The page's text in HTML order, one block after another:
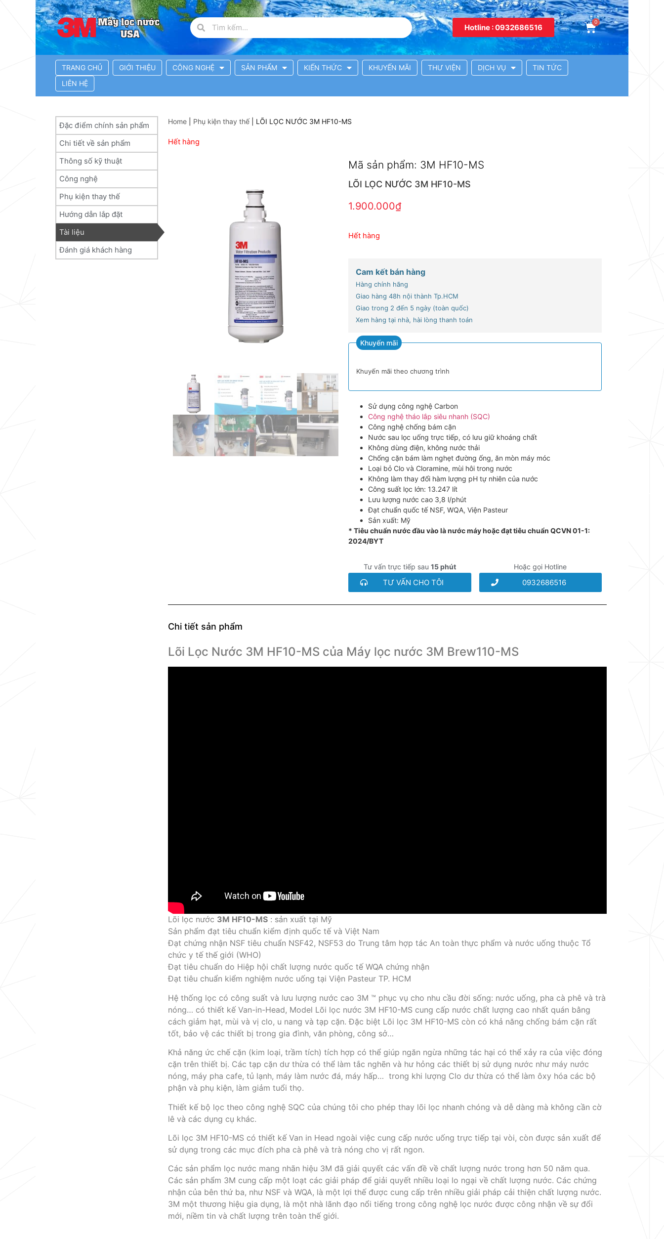
Hotline : 0932686516
TRANG CHỦ GIỚI THIỆU CÔNG NGHỆ SẢN PHẨM KIẾN THỨC KHUYẾN MÃI THƯ VIỆN DỊCH VỤ
TIN TỨC
LIÊN HỆ
Đặc điểm chính sản phẩm
Chi tiết về sản phẩm
Thông số kỹ thuật
Công nghệ
Phụ kiện thay thế
Hướng dẫn lắp đặt
Tài liệu
Đánh giá khách hàng
Home Phụ kiện thay thế| LÕI LỌC NƯỚC 3M HF10-MS
Hết hàng
Mã sản phẩm: 3M HF10-MS
LÕI LỌC NƯỚC 3M HF10-MS
1.900.000₫
Hết hàng
Cam kết bán hàng
Hàng chính hãng
Giao hàng 48h nội thành Tp.HCM
Giao trong 2 đến 5 ngày (toàn quốc)
Xem hàng tại nhà, hài lòng thanh toán
Khuyến mãi
Khuyến mãi theo chương trình
Sử dụng công nghệ Carbon
Công nghệ tháo lắp siêu nhanh (SQC)
Công nghệ chống bám cặn
Nước sau lọc uống trực tiếp, có lưu giữ khoáng chất
Không dùng điện, không nước thải
Chống cặn bám làm nghẹt đường ống, ăn mòn máy móc
Loại bỏ Clo và Cloramine, mùi hôi trong nước
Không làm thay đổi hàm lượng pH tự nhiên của nước
Công suất lọc lớn: 13.247 lít
Lưu lượng nước cao 3,8 l/phút
Đạt chuẩn quốc tế NSF, WQA, Viện Pasteur
Sản xuất: Mỹ
* Tiêu chuẩn nước đầu vào là nước máy hoặc đạt tiêu chuẩn QCVN 01-1:
2024/BYT
Tư vấn trực tiếp sau 15 phút
TƯ VẤN CHO TÔI
Hoặc gọi Hotline
0932686516
Chi tiết sản phẩm
Lõi Lọc Nước 3M HF10-MS của Máy lọc nước 3M Brew110-MS
Lõi lọc nước 3M HF10-MS : sản xuất tại Mỹ
Sản phẩm đạt tiêu chuẩn kiểm định quốc tế và Việt Nam
Đạt chứng nhận NSF tiêu chuẩn NSF42, NSF53 do Trung tâm hợp tác An toàn thực phẩm và nước uống thuộc Tổ
chức y tế thế giới (WHO)
Đạt tiêu chuẩn do Hiệp hội chất lượng nước quốc tế WQA chứng nhận
Đạt tiêu chuẩn kiểm nghiệm nước uống tại Viện Pasteur TP. HCM
Hệ thống lọc có công suất và lưu lượng nước cao 3M ™ phục vụ cho nhu cầu đời sống: nước uống, pha cà phê và trà
nóng… có thiết kế Van-in-Head, Model Lõi lọc nước 3M HF10-MS cung cấp nước chất lượng cao nhất quán bằng
cách giảm hạt, mùi và vị clo, u nang và tạp cặn. Đặc biệt Lõi lọc 3M HF10-MS còn có khả năng chống bám cặn rất
tốt, bảo vệ các thiết bị trong gia đình, văn phòng, công sở…
Khả năng ức chế cặn (kim loại, trầm tích) tích hợp có thể giúp ngăn ngừa những tác hại có thể xảy ra của việc đóng
cặn trên thiết bị. Các tạp cặn dư thừa có thể làm tắc nghẽn và hư hỏng các thiết bị sử dụng nước như máy nước
nóng, máy pha cafe, tủ lạnh, máy làm nước đá, máy hấp… trong khi lượng Clo dư thừa có thể làm ôxy hóa các bộ
phận và phụ kiện, làm giảm tuổi thọ.
Thiết kế bộ lọc theo công nghệ SQC của chúng tôi cho phép thay lõi lọc nhanh chóng và dễ dàng mà không cần cờ
lê và các dụng cụ khác.
Lõi lọc 3M HF10-MS có thiết kế Van in Head ngoài việc cung cấp nước uống trực tiếp tại vòi, còn được sản xuất để
sử dụng trong các mục đích pha cà phê và trà nóng cho vị rất ngon.
Các sản phẩm lọc nước mang nhãn hiệu 3M đã giải quyết các vấn đề về chất lượng nước trong hơn 50 năm qua.
Các sản phẩm 3M cung cấp một loạt các giải pháp để giải quyết nhiều loại lo ngại về chất lượng nước. Các chứng
nhận của bên thứ ba, như NSF và WQA, là một lợi thế được cung cấp trên nhiều giải pháp cải thiện chất lượng nước.
3M một thương hiệu gia dụng, là một nhà lãnh đạo nổi tiếng trong công nghệ lọc nước được công nhận về sự đổi
mới, niềm tin và chất lượng trên toàn thế giới.